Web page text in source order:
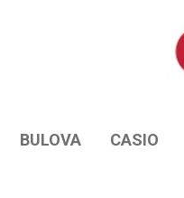
BULOVA CASIO